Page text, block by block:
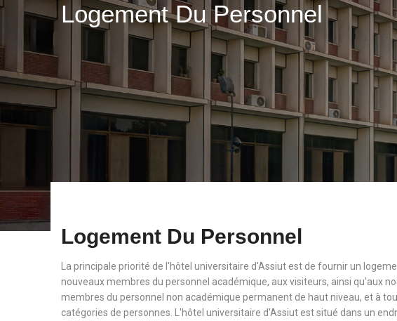
Logement Du Personnel
Logement Du Personnel
La principale priorité de l'hôtel universitaire d'Assiut est de fournir un
nouveaux membres du personnel académique, aux visiteurs, ainsi qu'aux
membres du personnel non académique permanent de haut niveau, et à
catégories de personnes. L'hôtel universitaire d'Assiut est situé dans un